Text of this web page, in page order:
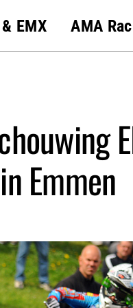
EMX AMA
Emmen